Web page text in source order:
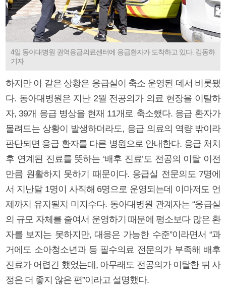
4일 동아대병원 권역응급의료센터에 응급환자가 도착하고 있다. 김동하
기자
하지만 이 같은 상황은 응급실이 축소 운영된 데서 비롯됐
다. 동아대병원은 지난 2월 전공의가 의료 현장을 이탈하
자, 39개 응급 병상을 현재 11개로 축소했다. 응급 환자가
몰려드는 상황이 발생하더라도, 응급 의료의 역량 밖이라
판단되면 응급 환자를 다른 병원으로 안내한다. 응급 처치
후 연계된 진료를 뜻하는 ‘배후 진료’도 전공의 이탈 이전
만큼 원활하지 못하기 때문이다. 응급실 전문의도 7명에
서 지난달 1명이 사직해 6명으로 운영되는데 이마저도 언
제까지 유지될지 미지수다. 동아대병원 관계자는 “응급실
의 규모 자체를 줄여서 운영하기 때문에 평소보다 많은 환
자를 보지는 못하지만, 대응은 가능한 수준”이라면서 “과
거에도 소아청소년과 등 필수의료 전문의가 부족해 배후
진료가 어렵긴 했었는데, 아무래도 전공의가 이탈한 뒤 사
정은 더 좋지 않은 편”이라고 설명했다.